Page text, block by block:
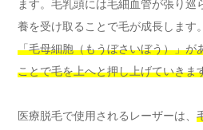
ます。毛乳頭には毛細血管が張り巡
養を受け取ることで毛が成長します
「毛母細胞（もうぼさいぼう）」が
ことで毛を上へと押し上げていきま
医療脱毛で使用されるレーザーは、